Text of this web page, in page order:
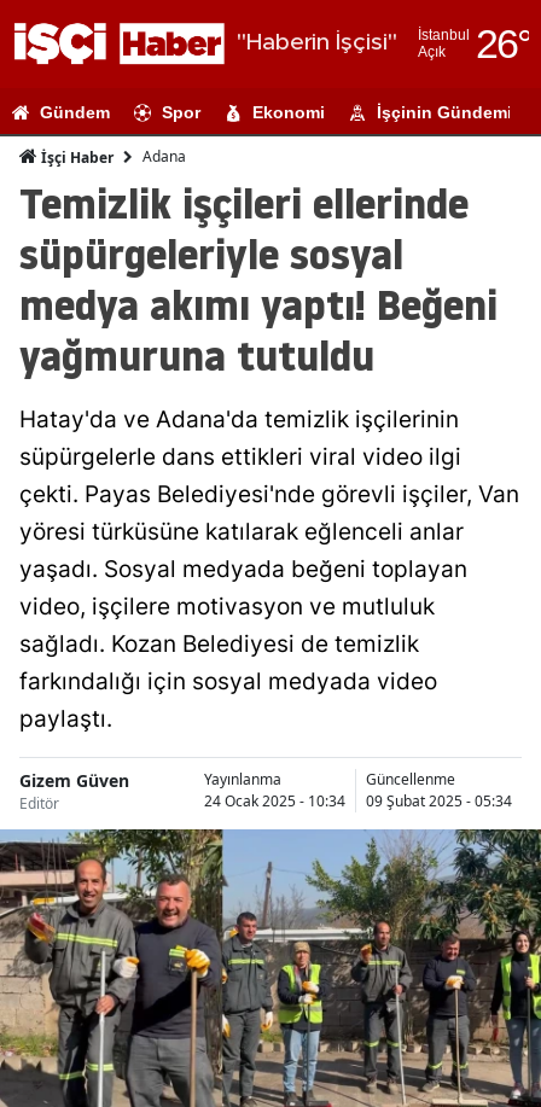
"Haberin İşçisi"
İstanbul
Açık
26°
Adıyaman
Ağrı
Ankara
Artvin
Aydın
Bilecik
Burdur
Bursa
Çanakkale
Çankırı
Çorum
Denizli
Diyarbakır
Gündem Spor Ekonomi İşçinin Gündemi
İşçi Haber Adana
Temizlik işçileri ellerinde
süpürgeleriyle sosyal
medya akımı yaptı! Beğeni
yağmuruna tutuldu
Hatay'da ve Adana'da temizlik işçilerinin
süpürgelerle dans ettikleri viral video ilgi
çekti. Payas Belediyesi'nde görevli işçiler, Van
yöresi türküsüne katılarak eğlenceli anlar
yaşadı. Sosyal medyada beğeni toplayan
video, işçilere motivasyon ve mutluluk
sağladı. Kozan Belediyesi de temizlik
farkındalığı için sosyal medyada video
paylaştı.
Gizem Güven
Editör
Yayınlanma
24 Ocak 2025 - 10:34
Güncellenme
09 Şubat 2025 - 05:34